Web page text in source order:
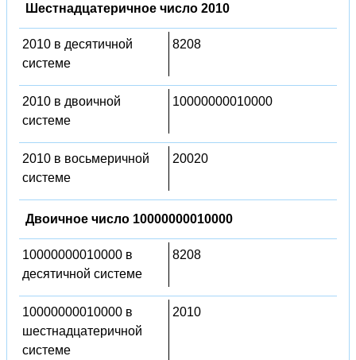
Шестнадцатеричное число 2010
2010 в десятичной
системе
8208
2010 в двоичной
системе
10000000010000
2010 в восьмеричной
системе
20020
Двоичное число 10000000010000
10000000010000 в
десятичной системе
8208
10000000010000 в
шестнадцатеричной
системе
2010